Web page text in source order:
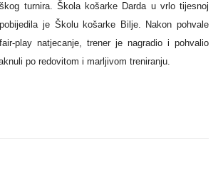
turnira. Škola košarke Darda u vrlo tijesnoj
je Školu košarke Bilje. Nakon pohvale
play natjecanje, trener je nagradio i pohvalio
po redovitom i marljivom treniranju.